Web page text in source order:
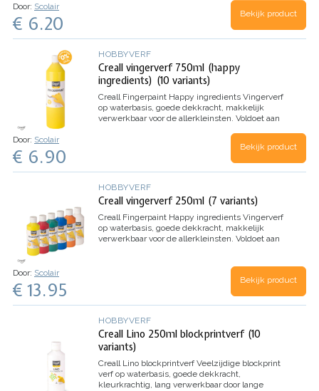
Door: Scolair
€ 6.20 Bekijk product
HOBBYVERF
Creall vingerverf 750ml (happy
ingredients) (10 variants)
Creall Fingerpaint Happy ingredients Vingerverf
op waterbasis, goede dekkracht, makkelijk
verwerkbaar voor de allerkleinsten. Voldoet aan
Door: Scolair
€ 6.90 Bekijk product
HOBBYVERF
Creall vingerverf 250ml (7 variants)
Creall Fingerpaint Happy ingredients Vingerverf
op waterbasis, goede dekkracht, makkelijk
verwerkbaar voor de allerkleinsten. Voldoet aan
Door: Scolair
€ 13.95 Bekijk product
HOBBYVERF
Creall Lino 250ml blockprintverf (10
variants)
Creall Lino blockprintverf Veelzijdige blockprint
verf op waterbasis, goede dekkracht,
kleurkrachtig, lang verwerkbaar door lange